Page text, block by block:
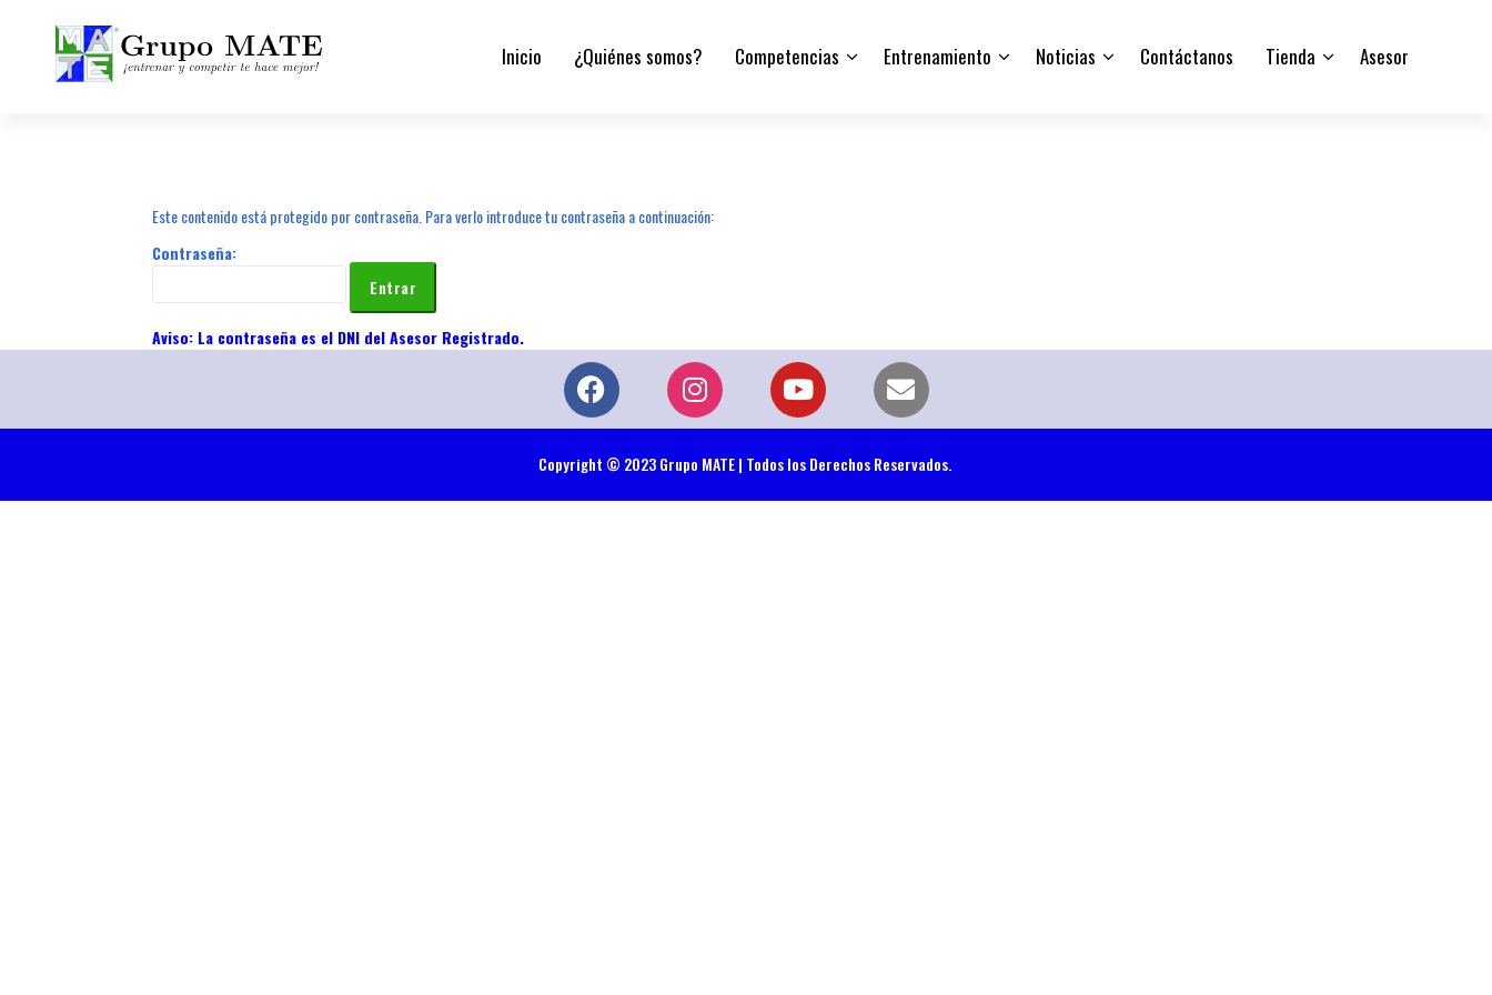
Inicio ¿Quiénes somos? Competencias Entrenamiento Noticias Contáctanos Tienda Asesor
Este contenido está protegido por contraseña. Para verlo introduce tu contraseña a continuación:
Contraseña:
Copyright © 2023 Grupo MATE | Todos los Derechos Reservados.